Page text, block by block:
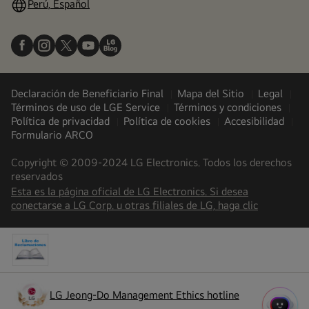
Perú, Español
Declaración de Beneficiario Final Mapa del Sitio
Legal
Términos de uso de LGE Service
Términos y condiciones
Política de privacidad
Política de cookies
Accesibilidad
Formulario ARCO
Copyright © 2009-2024 LG Electronics. Todos los derechos
reservados
Esta es la página oficial de LG Electronics. Si desea
conectarse a LG Corp. u otras filiales de LG, haga clic(
a
LG Jeong-Do Management Ethics hotline
opens